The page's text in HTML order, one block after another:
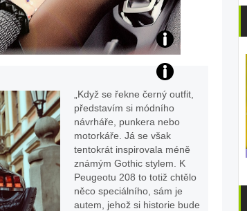
Zdroj:
Fotoarchiv
Veroniky
Petrů
„Když se řekne černý outfit,
představím si módního
návrháře, punkera nebo
motorkáře. Já se však
tentokrát inspirovala méně
známým Gothic stylem. K
Peugeotu 208 to totiž chtělo
něco speciálního, sám je
autem, jehož si historie bude